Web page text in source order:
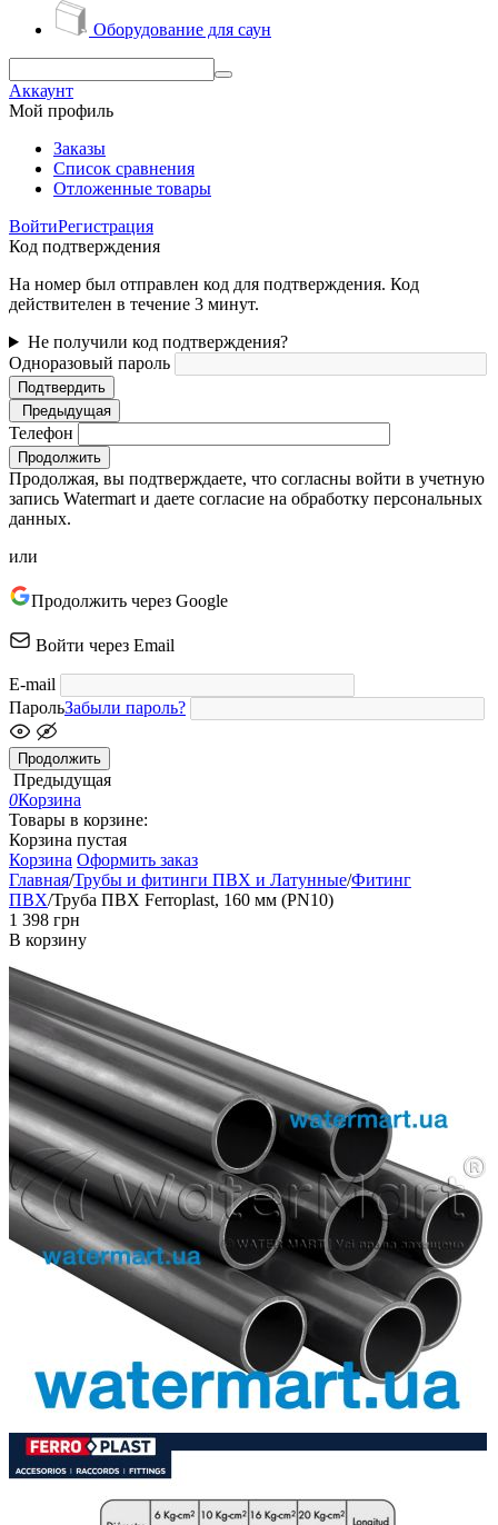
Оборудование для саун
Аккаунт
Мой профиль
Заказы
Список сравнения
Отложенные товары
ВойтиРегистрация
Код подтверждения
На номер был отправлен код для подтверждения. Код
действителен в течение 3 минут.
Не получили код подтверждения?
Одноразовый пароль
Подтвердить
Предыдущая
Телефон
Продолжить
Продолжая, вы подтверждаете, что согласны войти в учетную
запись Watermart и даете согласие на обработку персональных
данных.
или
Продолжить через Google
Войти через Email
E-mail
ПарольЗабыли пароль?
Продолжить
Предыдущая
0Корзина
Товары в корзине:
Корзина пустая
Корзина Оформить заказ
Главная/Трубы и фитинги ПВХ и Латунные/Фитинг
ПВХ/Труба ПВХ Ferroplast, 160 мм (PN10)
‍1 398‍ грн
В корзину